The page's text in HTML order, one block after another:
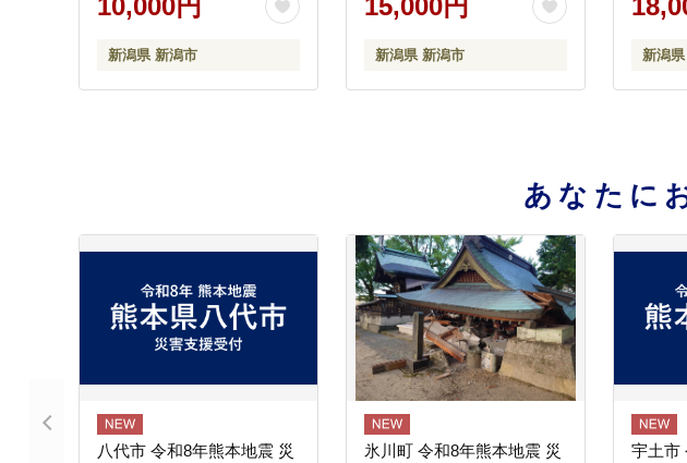
10,000円
新潟県 新潟市
15,000円
新潟県 新潟市 新潟
あなたに
八代市 令和8年熊本地震 災
氷川町 令和8年熊本地震 災
宇土市